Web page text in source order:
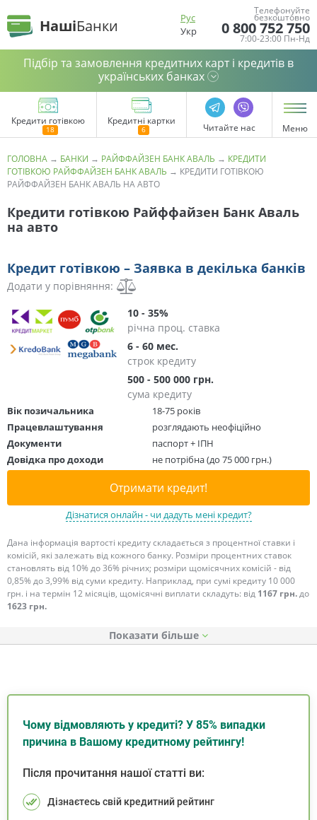
НашіБанки
Рус
Укр
Телефонуйте
безкоштовно
0 800 752 750
7:00-23:00 Пн-Нд
Підбір та замовлення кредитних карт і кредитів в
українських банках
Кредити готівкою Кредитні картки
Читайте нас Меню
ГОЛОВНА → БАНКИ → РАЙФФАЙЗЕН БАНК АВАЛЬ → КРЕДИТИ
ГОТІВКОЮ РАЙФФАЙЗЕН БАНК АВАЛЬ → КРЕДИТИ ГОТІВКОЮ
РАЙФФАЙЗЕН БАНК АВАЛЬ НА АВТО
Кредити готівкою Райффайзен Банк Аваль
на авто
Кредит готівкою – Заявка в декілька банків
Додати у порівняння:
10 - 35%
річна проц. ставка
6 - 60 мес.
строк кредиту
500 - 500 000 грн.
сума кредиту
Вік позичальника
18-75 років
Працевлаштування
розглядають неофіційно
Документи
паспорт + ІПН
Довідка про доходи
не потрібна (до 75 000 грн.)
Отримати кредит!
Дізнатися онлайн - чи дадуть мені кредит?
Дана інформація вартості кредиту складається з процентної ставки і
комісій, які залежать від кожного банку. Розміри процентних ставок
становлять від 10% до 36% річних; розміри щомісячних комісій - від
0,85% до 3,99% від суми кредиту. Наприклад, при сумі кредиту 10 000
грн. і на термін 12 місяців, щомісячні виплати складуть: від 1167 грн.до
1623 грн.
Показати
Чому відмовляють у кредиті? У 85% випадки
причина в Вашому кредитному рейтингу!
Після прочитання нашої статті ви:
Дізнаєтесь свій кредитний рейтинг